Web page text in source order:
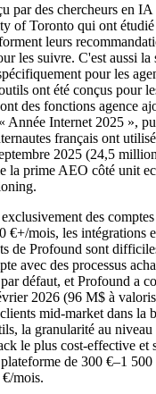
par des chercheurs en
of Toronto qui ont
leurs
les suivre. C'est aussi la
pour les
ont été conçus pour
des fonctions agence
Année Internet 2025 »,
français ont
2025 (24,5
la prime AEO côté unit
des
€+/mois, les intégrations
de Profound sont
avec des processus
défaut, et Profound a
2026 (96 M$ à
mid-market dans la
la granularité au
le plus cost-effective et
de 300 €–1
mois.